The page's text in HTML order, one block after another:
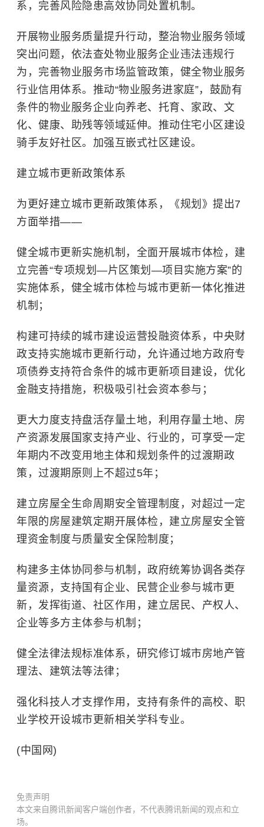
系，完善风险隐患高效协同处置机制。
开展物业服务质量提升行动，整治物业服务领域
突出问题，依法查处物业服务企业违法违规行
为，完善物业服务市场监管政策，健全物业服务
行业信用体系。推动“物业服务进家庭”，鼓励有
条件的物业服务企业向养老、托育、家政、文
化、健康、助残等领域延伸。推动住宅小区建设
骑手友好社区。加强互嵌式社区建设。
建立城市更新政策体系
为更好建立城市更新政策体系，《规划》提出7
方面举措——
健全城市更新实施机制，全面开展城市体检，建
立完善“专项规划—片区策划—项目实施方案”的
实施体系，健全城市体检与城市更新一体化推进
机制；
构建可持续的城市建设运营投融资体系，中央财
政支持实施城市更新行动，允许通过地方政府专
项债券支持符合条件的城市更新项目建设，优化
金融支持措施，积极吸引社会资本参与；
更大力度支持盘活存量土地，利用存量土地、房
产资源发展国家支持产业、行业的，可享受一定
年期内不改变用地主体和规划条件的过渡期政
策，过渡期原则上不超过5年；
建立房屋全生命周期安全管理制度，对超过一定
年限的房屋建筑定期开展体检，建立房屋安全管
理资金制度与质量安全保险制度；
构建多主体协同参与机制，政府统筹协调各类存
量资源，支持国有企业、民营企业参与城市更
新，发挥街道、社区作用，建立居民、产权人、
企业等多方主体参与机制；
健全法律法规标准体系，研究修订城市房地产管
理法、建筑法等法律；
强化科技人才支撑作用，支持有条件的高校、职
业学校开设城市更新相关学科专业。
(中国网)
免责声明
本文来自腾讯新闻客户端创作者，不代表腾讯新闻的观点和立
场。